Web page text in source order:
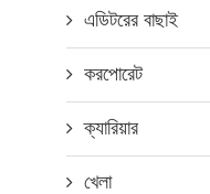
এডিটরের বাছাই
করপোরেট
ক্যারিয়ার
খেলা